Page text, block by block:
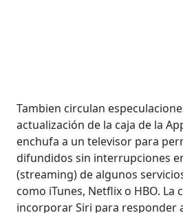
Tambien circulan
actualización de la caja de la
enchufa a un televisor para
difundidos sin interrupciones
(streaming) de algunos
como iTunes, Netflix o HBO. La
incorporar Siri para responder